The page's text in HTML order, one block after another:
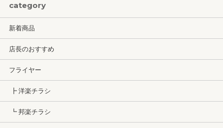
category
新着商品
店長のおすすめ
フライヤー
┣ 洋楽チラシ
┗ 邦楽チラシ